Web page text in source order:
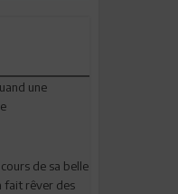
une
de sa belle
fait rêver des